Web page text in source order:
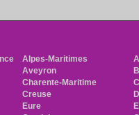
Alpes-Maritimes
Aveyron
Charente-Maritime
Creuse
Eure